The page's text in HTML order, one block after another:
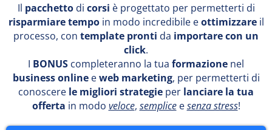
Il pacchetto di corsi è progettato per permetterti di
risparmiare tempoin modo incredibile eottimizzare il
processo, con template pronti da importare con un
click.
I BONUS completeranno la tua formazione nel
business onlineeweb marketing, per permetterti di
conoscere le migliori strategie per lanciare la tua
offerta in modo veloce, sempliceesenza stress!